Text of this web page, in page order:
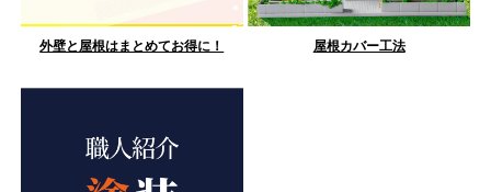
外壁と屋根はまとめてお得に！ 屋根カバー工法